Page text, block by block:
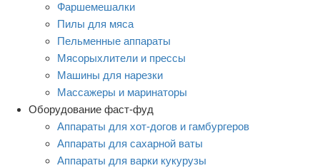
Фаршемешалки
Пилы для мяса
Пельменные аппараты
Мясорыхлители и прессы
Машины для нарезки
Массажеры и маринаторы
Оборудование фаст-фуд
Аппараты для хот-догов и гамбургеров
Аппараты для сахарной ваты
Аппараты для варки кукурузы